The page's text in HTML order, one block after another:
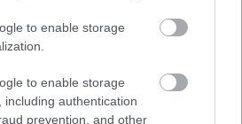
to enable storage
to enable storage
including authentication
prevention, and other